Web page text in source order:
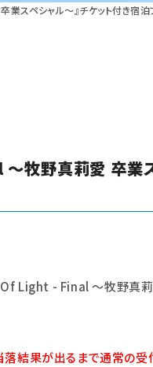
ペシャル～』チケット付き宿泊
野真莉愛 卒業ス
Light - Final ～牧野真莉
結果が出るまで通常の受